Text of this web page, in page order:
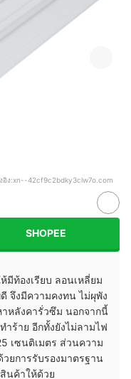
อิง:xn--42cf9c2bdky3clw7o.com
SHOPEE
ท้องเรียบ ลอนเหลี่ยม
จึงมีความคงทน ไม่ผุพัง
หลังคารั่วซึม นอกจากนี้
ำร้าย อีกทั้งยังไม่ลามไฟ
เซนติเมตร ส่วนความ
ยการรับรองมาตรฐาน
นค้าให้ด้วย